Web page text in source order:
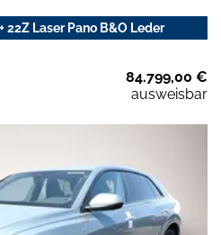
22Z Laser Pano B&O Leder
84.799,00 €
ausweisbar